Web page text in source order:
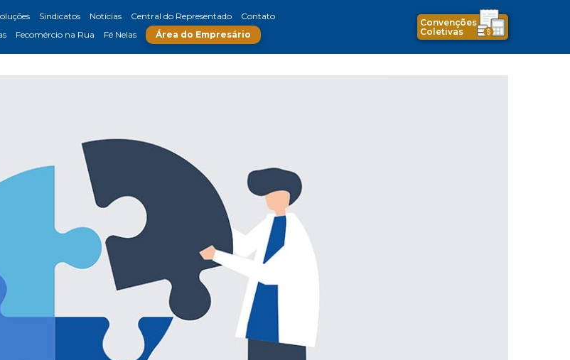
Sindicatos Notícias Central do Representado
Contato
Fecomércio na Rua Fé Nelas Área do Empresário
Convenções
Coletivas